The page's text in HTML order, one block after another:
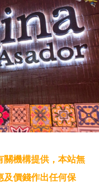
關機構提供，本站無
及價錢作出任何保